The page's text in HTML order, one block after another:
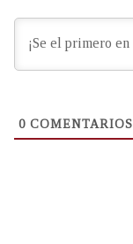
0 COMENTARIOS